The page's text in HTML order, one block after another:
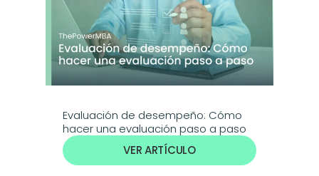
Evaluación de desempeño: Cómo
hacer una evaluación paso a paso
VER ARTÍCULO